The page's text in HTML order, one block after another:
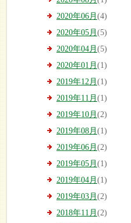
2020年06月 (4)
2020年05月 (5)
2020年04月 (5)
2020年01月 (1)
2019年12月 (1)
2019年11月 (1)
2019年10月 (2)
2019年08月 (1)
2019年06月 (2)
2019年05月 (1)
2019年04月 (1)
2019年03月 (2)
2018年11月 (2)